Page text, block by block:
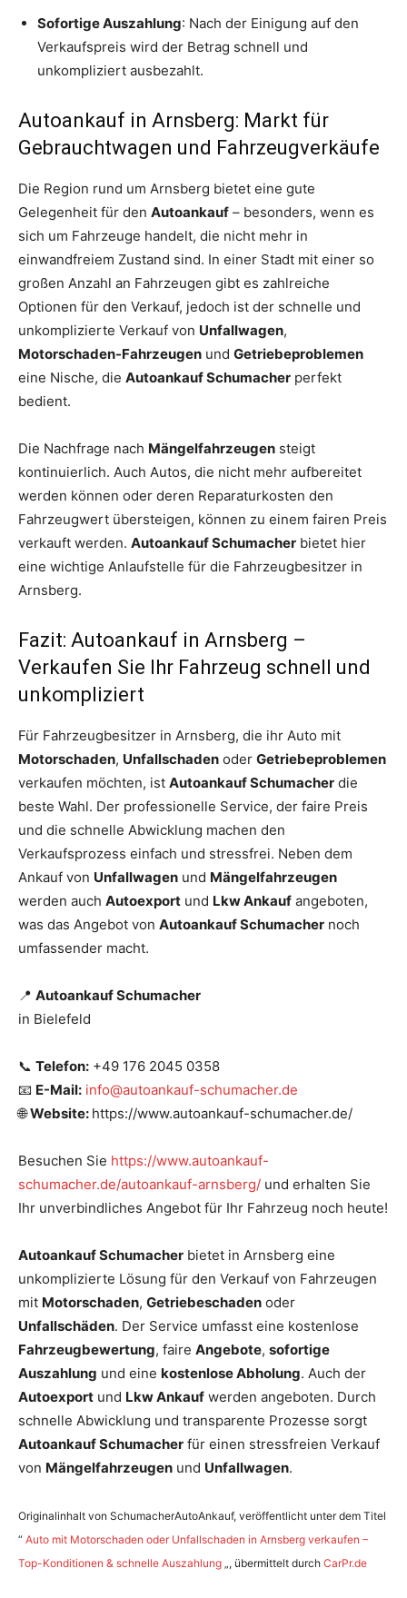
Sofortige Auszahlung: Nach der Einigung auf den
Verkaufspreis wird der Betrag schnell und
unkompliziert ausbezahlt.
Autoankauf in Arnsberg: Markt für
Gebrauchtwagen und Fahrzeugverkäufe
Die Region rund um Arnsberg bietet eine gute
Gelegenheit für den Autoankauf – besonders, wenn es
sich um Fahrzeuge handelt, die nicht mehr in
einwandfreiem Zustand sind. In einer Stadt mit einer so
großen Anzahl an Fahrzeugen gibt es zahlreiche
Optionen für den Verkauf, jedoch ist der schnelle und
unkomplizierte Verkauf von Unfallwagen,
Motorschaden-Fahrzeugen und Getriebeproblemen
eine Nische, die Autoankauf Schumacher perfekt
bedient.
Die Nachfrage nach Mängelfahrzeugen steigt
kontinuierlich. Auch Autos, die nicht mehr aufbereitet
werden können oder deren Reparaturkosten den
Fahrzeugwert übersteigen, können zu einem fairen Preis
verkauft werden. Autoankauf Schumacher bietet hier
eine wichtige Anlaufstelle für die Fahrzeugbesitzer in
Arnsberg.
Fazit: Autoankauf in Arnsberg –
Verkaufen Sie Ihr Fahrzeug schnell und
unkompliziert
Für Fahrzeugbesitzer in Arnsberg, die ihr Auto mit
Motorschaden, Unfallschaden oder Getriebeproblemen
verkaufen möchten, ist Autoankauf Schumacher die
beste Wahl. Der professionelle Service, der faire Preis
und die schnelle Abwicklung machen den
Verkaufsprozess einfach und stressfrei. Neben dem
Ankauf von Unfallwagen und Mängelfahrzeugen
werden auch Autoexport und Lkw Ankauf angeboten,
was das Angebot von Autoankauf Schumacher noch
umfassender macht.
📍 Autoankauf Schumacher
in Bielefeld
📞 Telefon: +49 176 2045 0358
📧 E-Mail: info@autoankauf-schumacher.de
🌐Website: https://www.autoankauf-schumacher.de/
Besuchen Sie https://www.autoankauf-
schumacher.de/autoankauf-arnsberg/ und erhalten Sie
Ihr unverbindliches Angebot für Ihr Fahrzeug noch heute!
Autoankauf Schumacher bietet in Arnsberg eine
unkomplizierte Lösung für den Verkauf von Fahrzeugen
mit Motorschaden, Getriebeschaden oder
Unfallschäden. Der Service umfasst eine kostenlose
Fahrzeugbewertung, faire Angebote, sofortige
Auszahlung und eine kostenlose Abholung. Auch der
Autoexport und Lkw Ankauf werden angeboten. Durch
schnelle Abwicklung und transparente Prozesse sorgt
Autoankauf Schumacher für einen stressfreien Verkauf
von Mängelfahrzeugen und Unfallwagen.
Originalinhalt von SchumacherAutoAnkauf, veröffentlicht unter dem Titel
“ Auto mit Motorschaden oder Unfallschaden in Arnsberg verkaufen –
Top-Konditionen & schnelle Auszahlung „, übermittelt durch CarPr.de